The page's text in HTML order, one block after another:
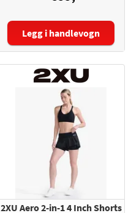
Størrelse:
Legg i handlevogn
2XU Aero 2-in-1 4 Inch Shorts